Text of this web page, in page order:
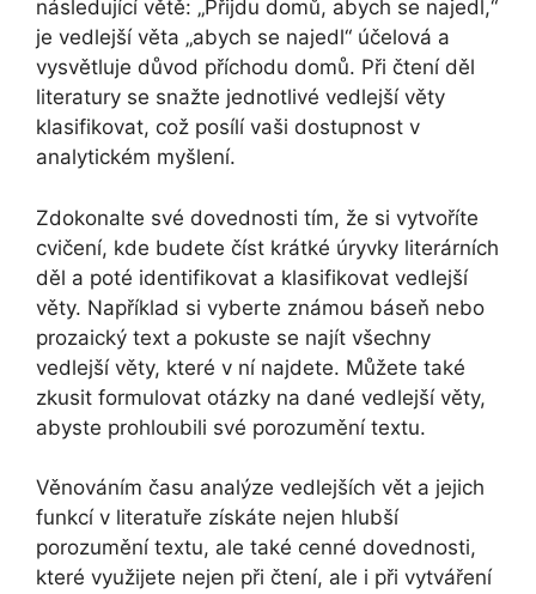
následující větě: „Přijdu domů, abych se najedl,“
je vedlejší věta „abych se najedl“ účelová a
vysvětluje důvod příchodu domů. Při čtení děl
literatury se snažte jednotlivé vedlejší věty
klasifikovat, což posílí vaši dostupnost v
analytickém myšlení.
Zdokonalte své dovednosti tím, že si vytvoříte
cvičení, kde budete číst krátké úryvky literárních
děl a poté identifikovat a klasifikovat vedlejší
věty. Například si vyberte známou báseň nebo
prozaický text a pokuste se najít všechny
vedlejší věty, které v ní najdete. Můžete také
zkusit formulovat otázky na dané vedlejší věty,
abyste prohloubili své porozumění textu.
Věnováním času analýze vedlejších vět a jejich
funkcí v literatuře získáte nejen hlubší
porozumění textu, ale také cenné dovednosti,
které využijete nejen při čtení, ale i při vytváření